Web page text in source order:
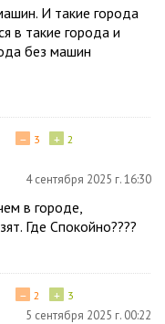
И такие города
в такие города и
без машин
+ 2
− 3
4 сентября 2025 г. 16:30
в городе,
Где Спокойно????
+ 3
− 2
5 сентября 2025 г. 00:22